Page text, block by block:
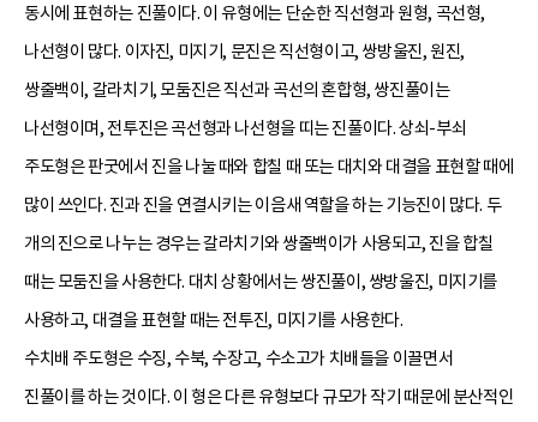
동시에 표현하는 진풀이다. 이 유형에는 단순한 직선형과 원형, 곡선형,
나선형이 많다. 이자진, 미지기, 문진은 직선형이고, 쌍방울진, 원진,
쌍줄백이, 갈라치기, 모둠진은 직선과 곡선의 혼합형, 쌍진풀이는
나선형이며, 전투진은 곡선형과 나선형을 띠는 진풀이다. 상쇠-부쇠
주도형은 판굿에서 진을 나눌 때와 합칠 때 또는 대치와 대결을 표현할 때에
많이 쓰인다. 진과 진을 연결시키는 이음새 역할을 하는 기능진이 많다. 두
개의 진으로 나누는 경우는 갈라치기와 쌍줄백이가 사용되고, 진을 합칠
때는 모둠진을 사용한다. 대치 상황에서는 쌍진풀이, 쌍방울진, 미지기를
사용하고, 대결을 표현할 때는 전투진, 미지기를 사용한다.
수치배 주도형은 수징, 수북, 수장고, 수소고가 치배들을 이끌면서
진풀이를 하는 것이다. 이 형은 다른 유형보다 규모가 작기 때문에 분산적인